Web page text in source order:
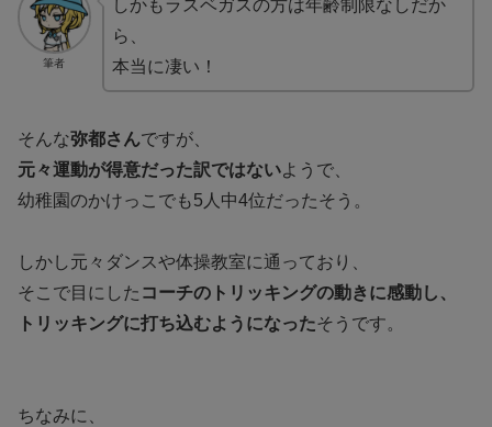
筆者
しかもラスベガスの方は年齢制限なしだか
ら、
本当に凄い！
そんな弥都さんですが、
元々運動が得意だった訳ではないようで、
幼稚園のかけっこでも5人中4位だったそう。
しかし元々ダンスや体操教室に通っており、
そこで目にした コーチのトリッキングの動きに感動し、
トリッキングに打ち込むようになったそうです。
ちなみに、